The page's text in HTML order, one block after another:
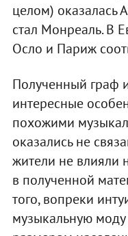
целом) оказалась
стал Монреаль. В
Осло и Париж
Полученный граф
интересные
похожими
оказались не
жители не влияли
в полученной
того, вопреки
музыкальную моду